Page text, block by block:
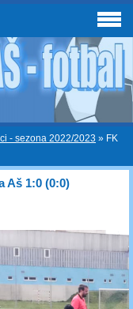
- sezona 2022/2023 » FK
Aš 1:0 (0:0)